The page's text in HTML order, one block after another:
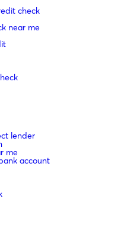
check
near me
lender
me
account